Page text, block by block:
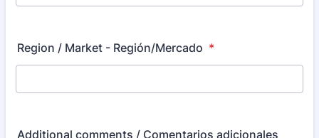
Region / Market - Región/Mercado *
Additional comments / Comentarios adicionales